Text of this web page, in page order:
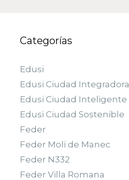
Categorías
Edusi
Edusi Ciudad Integradora
Edusi Ciudad Inteligente
Edusi Ciudad Sostenible
Feder
Feder Moli de Manec
Feder N332
Feder Villa Romana